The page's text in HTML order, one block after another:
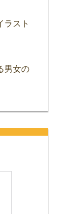
ラスト
男女の